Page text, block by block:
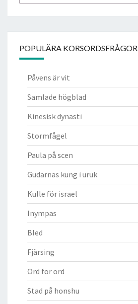
efter:
POPULÄRA KORSORDSFRÅGOR
Påvens är vit
Samlade högblad
Kinesisk dynasti
Stormfågel
Paula på scen
Gudarnas kung i uruk
Kulle för israel
Inympas
Bled
Fjärsing
Ord för ord
Stad på honshu